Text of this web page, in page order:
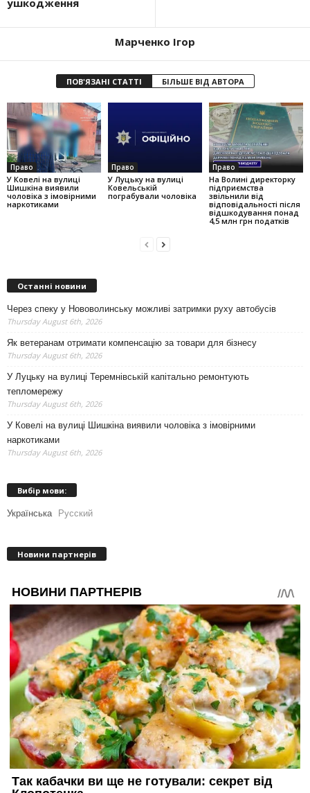
Марченко Ігор
ПОВ'ЯЗАНІ СТАТТІ БІЛЬШЕ ВІД АВТОРА
Право
У Ковелі на вулиці
Шишкіна виявили
чоловіка з імовірними
наркотиками
Право
У Луцьку на вулиці
Ковельській
пограбували чоловіка
Право
На Волині директорку
підприємства
звільнили від
відповідальності після
відшкодування понад
4,5 млн грн податків
Останні новини
Через спеку у Нововолинську можливі затримки руху автобусів
Thursday August 6th, 2026
Як ветеранам отримати компенсацію за товари для бізнесу
Thursday August 6th, 2026
У Луцьку на вулиці Теремнівській капітально ремонтують
тепломережу
Thursday August 6th, 2026
У Ковелі на вулиці Шишкіна виявили чоловіка з імовірними
наркотиками
Thursday August 6th, 2026
Вибір мови:
Українська Русский
Новини партнерів